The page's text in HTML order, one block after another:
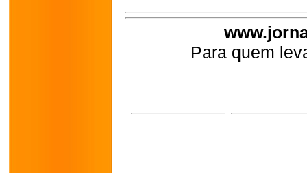
Para quem